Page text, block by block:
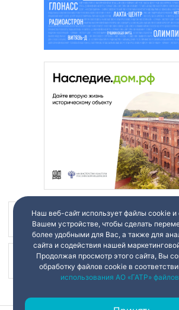
Наш канал в
Наш канал в
Наш веб-сайт использует файлы cookie и
Вашем устройстве, чтобы сделать
более удобными для Вас, а также для
сайта и содействия нашей
Продолжая просмотр этого сайта, Вы
обработку файлов cookie в
использования АО «ГАТР»